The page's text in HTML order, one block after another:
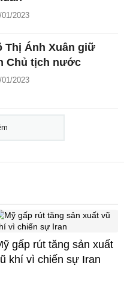
2023
Thị Ánh Xuân giữ
Chủ tịch nước
2023
gấp rút tăng sản xuất
khí vì chiến sự Iran